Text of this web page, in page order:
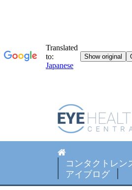
コンタクトレン
アイブログ